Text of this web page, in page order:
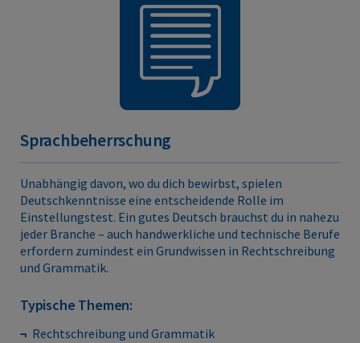
Sprachbeherrschung
Unabhängig davon, wo du dich bewirbst, spielen
Deutschkenntnisse eine entscheidende Rolle im
Einstellungstest. Ein gutes Deutsch brauchst du in nahezu
jeder Branche – auch handwerkliche und technische Berufe
erfordern zumindest ein Grundwissen in Rechtschreibung
und Grammatik.
Typische Themen:
Rechtschreibung und Grammatik